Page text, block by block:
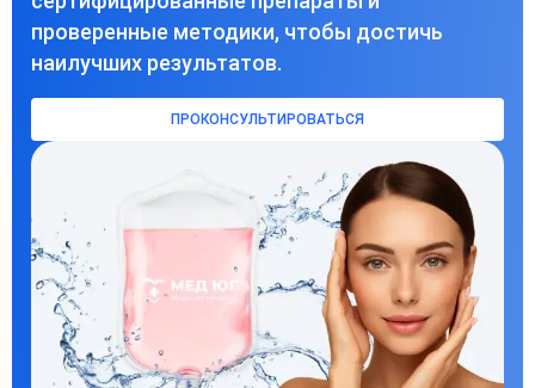
проверенные методики, чтобы достичь
наилучших результатов.
ПРОКОНСУЛЬТИРОВАТЬСЯ